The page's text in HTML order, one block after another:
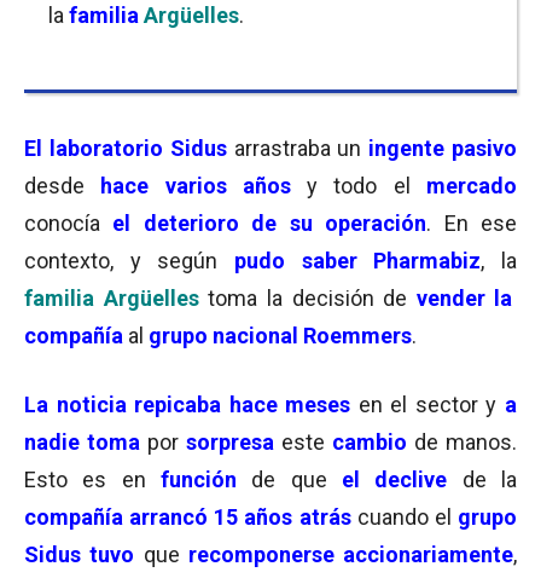
la familia Argüelles.
El laboratorio Sidusarrastraba un ingente pasivo
desde
hace varios añosy todo el mercado
conocía el deterioro de su operación. En ese
contexto, y según pudo saber Pharmabiz, la
familia Argüellestoma la decisión de vender la
compañía al grupo nacional Roemmers.
La noticia repicaba hace meses en el sector y a
nadie toma por sorpresa este cambio de manos.
Esto es en función de que el declive de la
compañía arrancó 15 años atráscuando el grupo
Sidus tuvo que recomponerse accionariamente,